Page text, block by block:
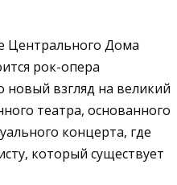
Центрального Дома
рок-опера
взгляд на великий
театра, основанного
концерта, где
который существует